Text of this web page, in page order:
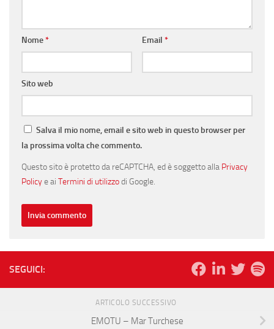
Nome* Email *
Sito web
Salva il mio nome, email e sito web in questo browser per
la prossima volta che commento.
Questo sito è protetto da reCAPTCHA, ed è soggetto alla Privacy
Policye ai Termini di utilizzodi Google.
SEGUICI:
ARTICOLO SUCCESSIVO
EMOTU – Mar Turchese